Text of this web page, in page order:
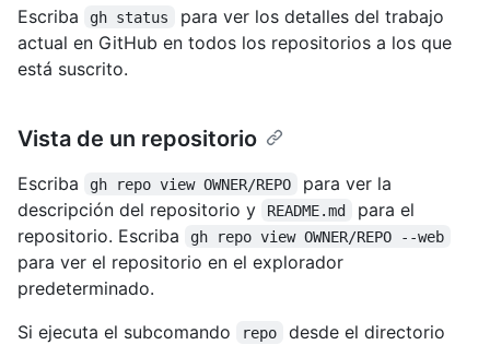
Escriba gh status
para ver los detalles del trabajo
actual en GitHub en todos los repositorios a los que
está suscrito.
Vista de un repositorio
Escriba gh repo view OWNER/REPO
para ver la
descripción del repositorio y
README.md
para el
repositorio. Escriba
gh repo view OWNER/REPO --web
para ver el repositorio en el explorador
predeterminado.
Si ejecuta el subcomando
repo
desde el directorio